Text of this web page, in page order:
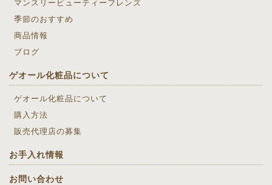
マンスリービューティーフレンズ
季節のおすすめ
商品情報
ブログ
ゲオール化粧品について
ゲオール化粧品について
購入方法
販売代理店の募集
お手入れ情報
お問い合わせ